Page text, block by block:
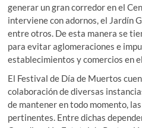
generar un gran corredor en el
interviene con adornos, el Jardín
entre otros. De esta manera se
para evitar aglomeraciones e
establecimientos y comercios en
El Festival de Día de Muertos
colaboración de diversas
de mantener en todo momento,
pertinentes. Entre dichas